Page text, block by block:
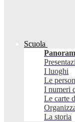
Scuola
I luoghi
Le
I numeri
Le carte
La storia